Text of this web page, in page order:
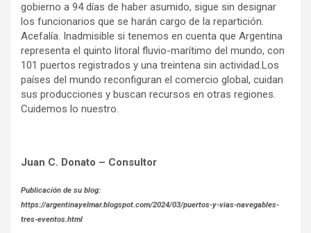
gobierno a 94 días de haber asumido, sigue sin designar
los funcionarios que se harán cargo de la repartición.
Acefalía. Inadmisible si tenemos en cuenta que Argentina
representa el quinto litoral fluvio-marítimo del mundo, con
101 puertos registrados y una treintena sin actividad.Los
países del mundo reconfiguran el comercio global, cuidan
sus producciones y buscan recursos en otras regiones.
Cuidemos lo nuestro.
Juan C. Donato – Consultor
Publicación de su blog:
https://argentinayelmar.blogspot.com/2024/03/puertos-y-vias-navegables-
tres-eventos.html